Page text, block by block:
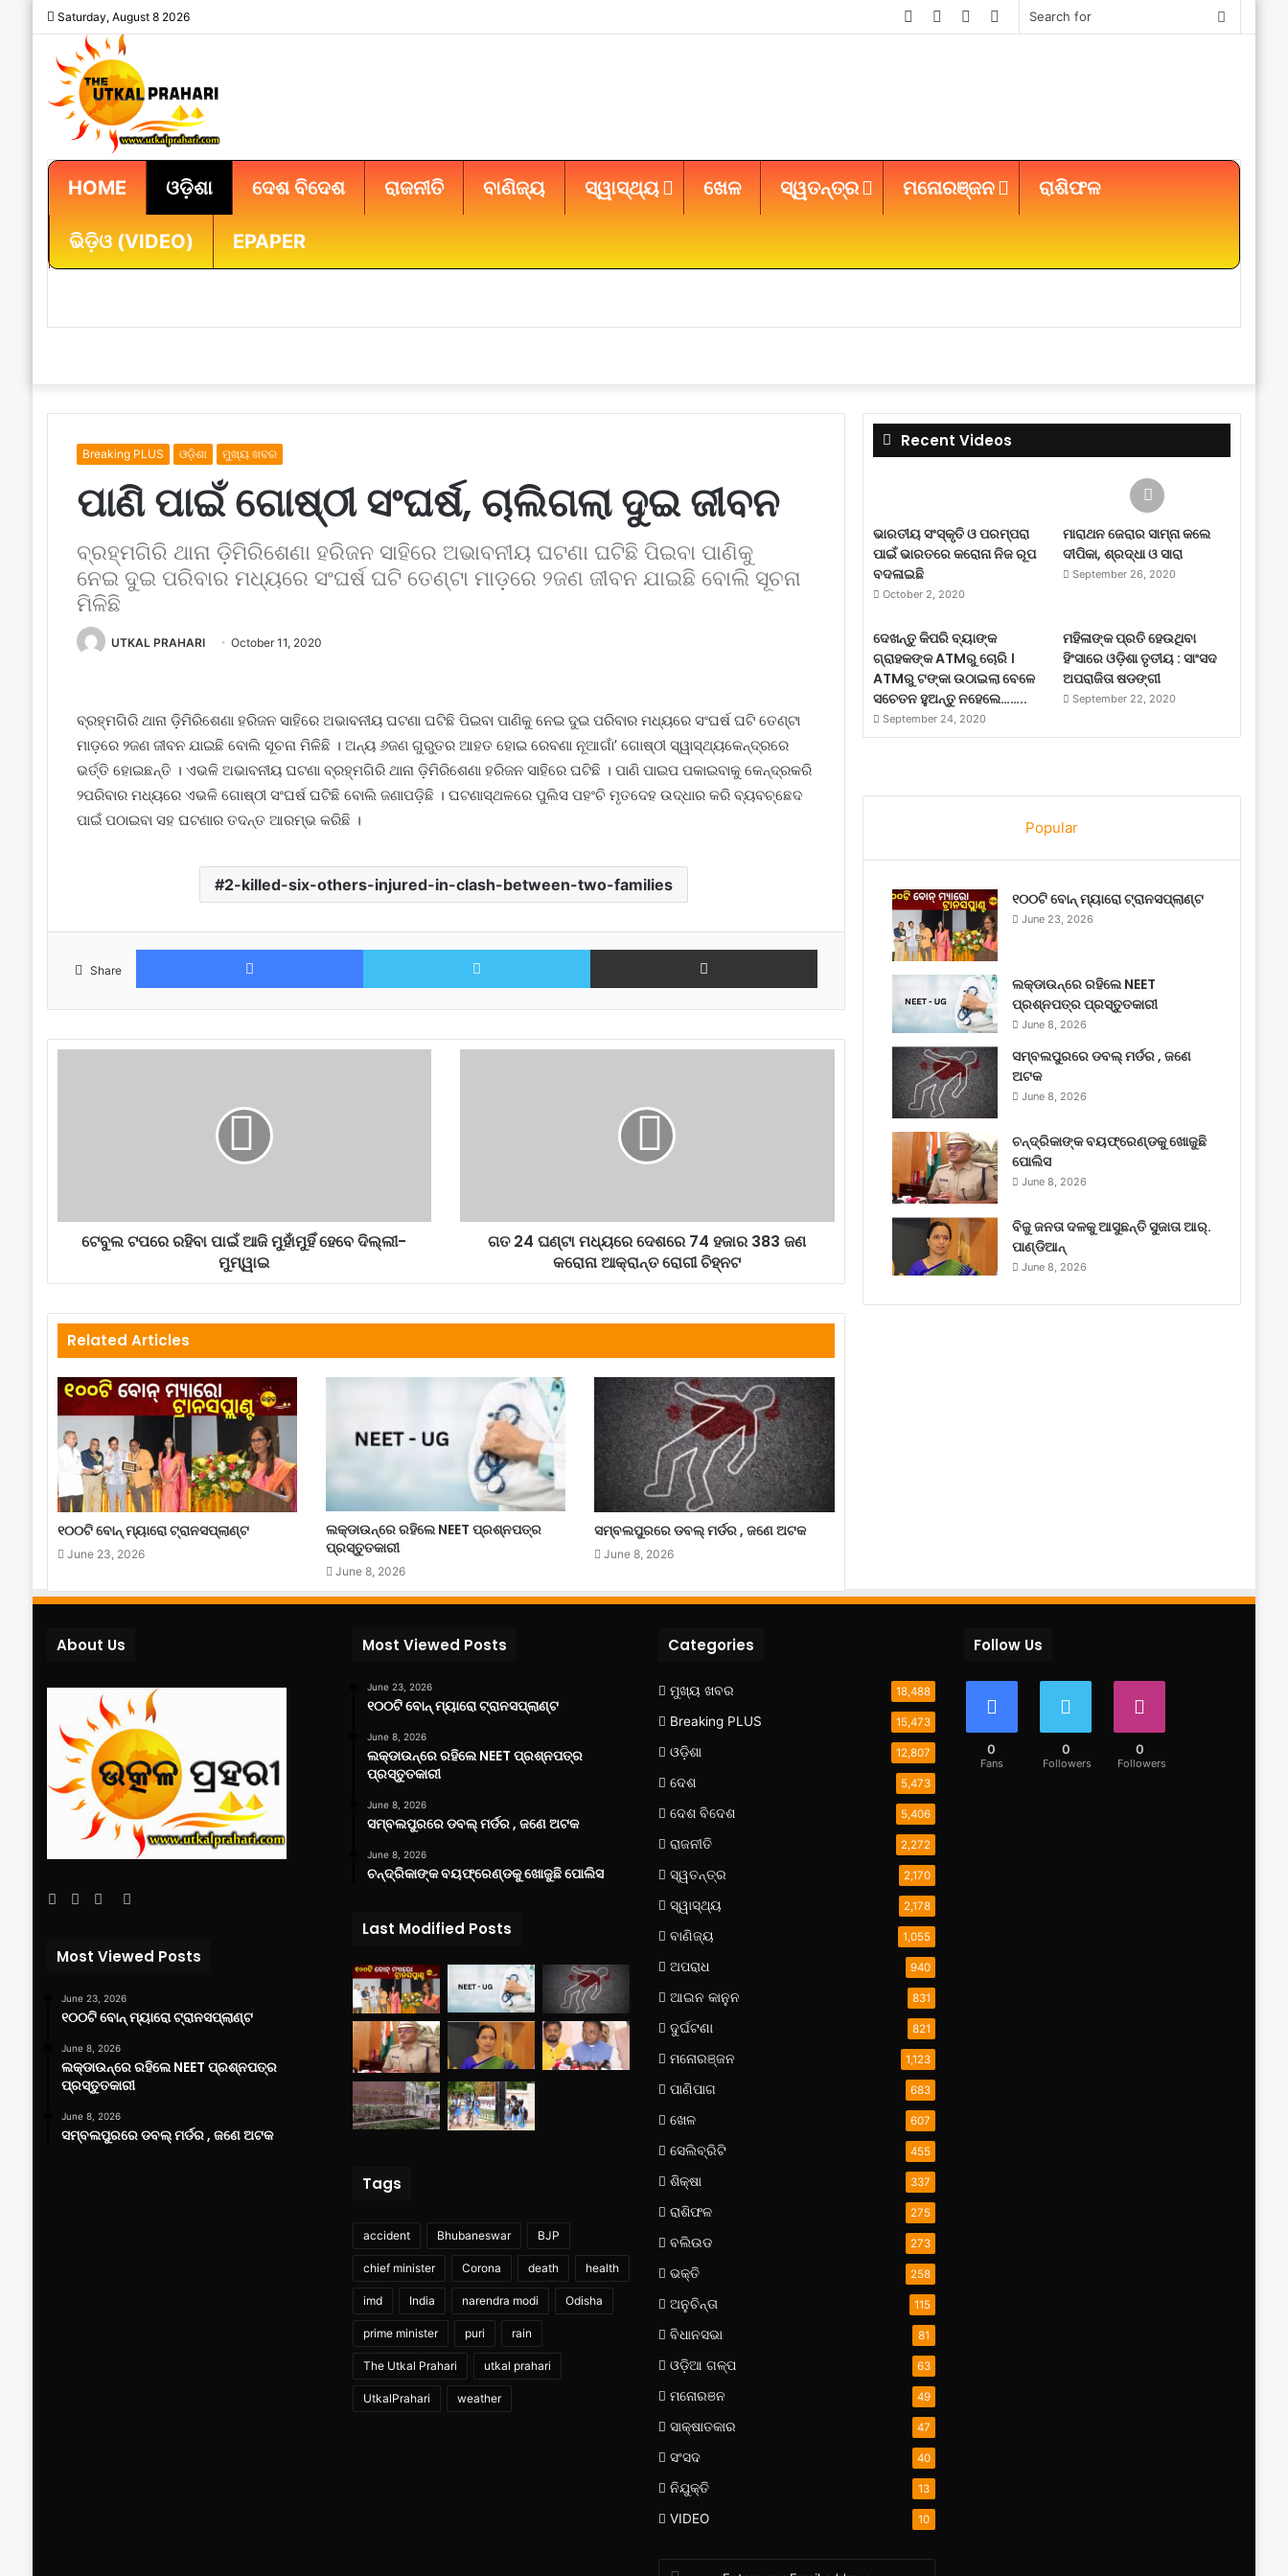
Saturday, August 8 2026
Search
Instagram
YouTube
Twitter
Facebook
HOME ଓଡ଼ିଶା ଦେଶ ବିଦେଶ ରାଜନୀତି ବାଣିଜ୍ୟ ସ୍ୱାସ୍ଥ୍ୟ ଖେଳ ସ୍ୱତନ୍ତ୍ର ମନୋରଞ୍ଜନ ରାଶିଫଳ
ଭିଡ଼ିଓ (VIDEO) EPAPER
Breaking PLUS ଓଡ଼ିଶା ମୁଖ୍ୟ ଖବର
ପାଣି ପାଇଁ ଗୋଷ୍ଠୀ ସଂଘର୍ଷ, ଚାଲିଗଲା ଦୁଇ ଜୀବନ
ବ୍ରହ୍ମଗିରି ଥାନା ଡ଼ିମିରିଶେଣା ହରିଜନ ସାହିରେ ଅଭାବନୀୟ ଘଟଣା ଘଟିଛି ପିଇବା ପାଣିକୁ
ନେଇ ଦୁଇ ପରିବାର ମଧ୍ୟରେ ସଂଘର୍ଷ ଘଟି ତେଣ୍ଟା ମାଡ଼ରେ ୨ଜଣ ଜୀବନ ଯାଇଛି ବୋଲି ସୂଚନା
ମିଳିଛି
UTKAL PRAHARI October 11, 2020
ବ୍ରହ୍ମଗିରି ଥାନା ଡ଼ିମିରିଶେଣା ହରିଜନ ସାହିରେ ଅଭାବନୀୟ ଘଟଣା ଘଟିଛି ପିଇବା ପାଣିକୁ ନେଇ ଦୁଇ ପରିବାର ମଧ୍ୟରେ ସଂଘର୍ଷ ଘଟି ତେଣ୍ଟା
ମାଡ଼ରେ ୨ଜଣ ଜୀବନ ଯାଇଛି ବୋଲି ସୂଚନା ମିଳିଛି । ଅନ୍ୟ ୬ଜଣ ଗୁରୁତର ଆହତ ହୋଇ ରେବଣା ନୂଆଗାଁ’ ଗୋଷ୍ଠୀ ସ୍ୱାସ୍ଥ୍ୟକେନ୍ଦ୍ରରେ
ଭର୍ତ୍ତି ହୋଇଛନ୍ତି । ଏଭଳି ଅଭାବନୀୟ ଘଟଣା ବ୍ରହ୍ମଗିରି ଥାନା ଡ଼ିମିରିଶେଣା ହରିଜନ ସାହିରେ ଘଟିଛି । ପାଣି ପାଇପ ପକାଇବାକୁ କେନ୍ଦ୍ରକରି
୨ପରିବାର ମଧ୍ୟରେ ଏଭଳି ଗୋଷ୍ଠୀ ସଂଘର୍ଷ ଘଟିଛି ବୋଲି ଜଣାପଡ଼ିଛି । ଘଟଣାସ୍ଥଳରେ ପୁଲିସ ପହଂଚି ମୃତଦେହ ଉଦ୍ଧାର କରି ବ୍ୟବଚ୍ଛେଦ
ପାଇଁ ପଠାଇବା ସହ ଘଟଣାର ତଦନ୍ତ ଆରମ୍ଭ କରିଛି ।
2-killed-six-others-injured-in-clash-between-two-families
Share
Facebook Twitter Share via Email
ଟେବୁଲ ଟପରେ ରହିବା ପାଇଁ ଆଜି ମୁହାଁମୁହିଁ ହେବେ ଦିଲ୍ଲୀ-
ମୁମ୍ୱାଇ
ଗତ 24 ଘଣ୍ଟା ମଧ୍ୟରେ ଦେଶରେ 74 ହଜାର 383 ଜଣ
କରୋନା ଆକ୍ରାନ୍ତ ରୋଗୀ ଚିହ୍ନଟ
Related Articles
୧୦୦ଟି ବୋନ୍ ମ୍ୟାରୋ ଟ୍ରାନସପ୍ଲାଣ୍ଟ
June 23, 2026
ଲକ୍‌ଡାଉନ୍‌ରେ ରହିଲେ NEET ପ୍ରଶ୍ନପତ୍ର
ପ୍ରସ୍ତୁତକାରୀ
June 8, 2026
ସମ୍ବଲପୁରରେ ଡବଲ୍ ମର୍ଡର , ଜଣେ ଅଟକ
June 8, 2026
Recent Videos
ଭାରତୀୟ ସଂସ୍କୃତି ଓ ପରମ୍ପରା
ପାଇଁ ଭାରତରେ କରୋନା ନିଜ ରୂପ
ବଦଳାଇଛି
October 2, 2020
ମାରାଥନ ଜେରାର ସାମ୍ନା କଲେ
ଦୀପିକା, ଶ୍ରଦ୍ଧା ଓ ସାରା
September 26, 2020
ଦେଖନ୍ତୁ କିପରି ବ୍ୟାଙ୍କ
ଗ୍ରାହକଙ୍କ ATMରୁ ଚୋରି ।
ATMରୁ ଟଙ୍କା ଉଠାଇଲା ବେଳେ
ସଚେତନ ହୁଅନ୍ତୁ ନହେଲେ……..
September 24, 2020
ମହିଳାଙ୍କ ପ୍ରତି ହେଉଥିବା
ହିଂସାରେ ଓଡ଼ିଶା ତୃତୀୟ : ସାଂସଦ
ଅପରାଜିତା ଷଡଙ୍ଗୀ
September 22, 2020
Popular
୧୦୦ଟି ବୋନ୍ ମ୍ୟାରୋ ଟ୍ରାନସପ୍ଲାଣ୍ଟ
June 23, 2026
ଲକ୍‌ଡାଉନ୍‌ରେ ରହିଲେ NEET
ପ୍ରଶ୍ନପତ୍ର ପ୍ରସ୍ତୁତକାରୀ
June 8, 2026
ସମ୍ବଲପୁରରେ ଡବଲ୍ ମର୍ଡର , ଜଣେ
ଅଟକ
June 8, 2026
ଚନ୍ଦ୍ରିକାଙ୍କ ବୟଫ୍ରେଣ୍ଡକୁ ଖୋଜୁଛି
ପୋଲିସ
June 8, 2026
ବିଜୁ ଜନତା ଦଳକୁ ଆସୁଛନ୍ତି ସୁଜାତା ଆର୍‌.
ପାଣ୍ଡିଆନ୍
June 8, 2026
About Us
Facebook
TwitterYouTube
Most Viewed Posts
June 23, 2026
୧୦୦ଟି ବୋନ୍ ମ୍ୟାରୋ ଟ୍ରାନସପ୍ଲାଣ୍ଟ
June 8, 2026
ଲକ୍‌ଡାଉନ୍‌ରେ ରହିଲେ NEET ପ୍ରଶ୍ନପତ୍ର
ପ୍ରସ୍ତୁତକାରୀ
June 8, 2026
ସମ୍ବଲପୁରରେ ଡବଲ୍ ମର୍ଡର , ଜଣେ ଅଟକ
Most Viewed Posts
June 23, 2026
୧୦୦ଟି ବୋନ୍ ମ୍ୟାରୋ ଟ୍ରାନସପ୍ଲାଣ୍ଟ
June 8, 2026
ଲକ୍‌ଡାଉନ୍‌ରେ ରହିଲେ NEET ପ୍ରଶ୍ନପତ୍ର
ପ୍ରସ୍ତୁତକାରୀ
June 8, 2026
ସମ୍ବଲପୁରରେ ଡବଲ୍ ମର୍ଡର , ଜଣେ ଅଟକ
June 8, 2026
ଚନ୍ଦ୍ରିକାଙ୍କ ବୟଫ୍ରେଣ୍ଡକୁ ଖୋଜୁଛି ପୋଲିସ
Last Modified Posts
Tags
accident Bhubaneswar BJP
chief minister Corona death health
imd India narendra modi Odisha
prime minister puri rain
The Utkal Prahari utkal prahari
UtkalPrahari weather
Categories
ମୁଖ୍ୟ ଖବର 18,488
Breaking PLUS 15,473
ଓଡ଼ିଶା 12,807
ଦେଶ 5,473
ଦେଶ ବିଦେଶ 5,406
ରାଜନୀତି 2,272
ସ୍ୱତନ୍ତ୍ର 2,170
ସ୍ୱାସ୍ଥ୍ୟ 2,178
ବାଣିଜ୍ୟ 1,055
ଅପରାଧ 940
ଆଇନ କାନୁନ 831
ଦୁର୍ଘଟଣା 821
ମନୋରଞ୍ଜନ 1,123
ପାଣିପାଗ 683
ଖେଳ 607
ସେଲିବ୍ରିଟି 455
ଶିକ୍ଷା 337
ରାଶିଫଳ 275
ବଲିଉଡ 273
ଭକ୍ତି 258
ଅନୁଚିନ୍ତା 115
ବିଧାନସଭା 81
ଓଡ଼ିଆ ଗଳ୍ପ 63
ମନୋରଞନ 49
ସାକ୍ଷାତକାର 47
ସଂସଦ 40
ନିଯୁକ୍ତି 13
VIDEO 10
Follow Us
0
Fans
0
Followers
0
Followers